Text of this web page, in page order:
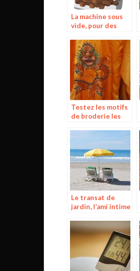
La machine sous
vide, pour des
aussi bons après
plusieurs jours
Testez les motifs
de broderie les
Le transat de
jardin, l’ami intime